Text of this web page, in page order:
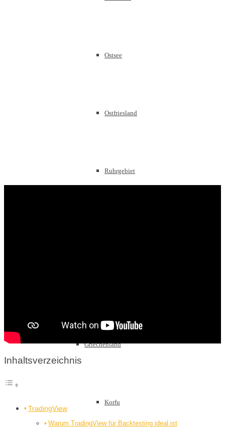
Ostsee
Ostfriesland
Ruhrgebiet
Griechenland
Korfu
Inhaltsverzeichnis
TradingView
Warum TradingView für Backtesting ideal ist